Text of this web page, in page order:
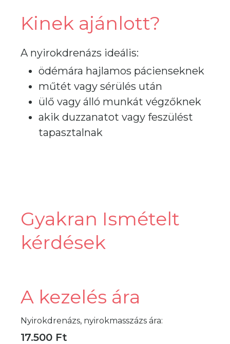
Kinek ajánlott?
A nyirokdrenázs ideális:
ödémára hajlamos pácienseknek
műtét vagy sérülés után
ülő vagy álló munkát végzőknek
akik duzzanatot vagy feszülést
tapasztalnak
Gyakran Ismételt
kérdések
A kezelés ára
Nyirokdrenázs, nyirokmasszázs ára:
17.500 Ft